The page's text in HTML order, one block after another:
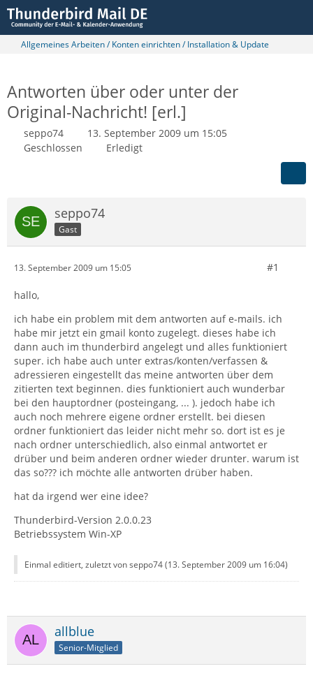
Allgemeines Arbeiten / Konten einrichten / Installation & Update
Antworten über oder unter der
Original-Nachricht! [erl.]
seppo74
13. September 2009 um 15:05
Geschlossen
Erledigt
seppo74
Gast
13. September 2009 um 15:05 #1
hallo,
ich habe ein problem mit dem antworten auf e-mails. ich
habe mir jetzt ein gmail konto zugelegt. dieses habe ich
dann auch im thunderbird angelegt und alles funktioniert
super. ich habe auch unter extras/konten/verfassen &
adressieren eingestellt das meine antworten über dem
zitierten text beginnen. dies funktioniert auch wunderbar
bei den hauptordner (posteingang, ... ). jedoch habe ich
auch noch mehrere eigene ordner erstellt. bei diesen
ordner funktioniert das leider nicht mehr so. dort ist es je
nach ordner unterschiedlich, also einmal antwortet er
drüber und beim anderen ordner wieder drunter. warum ist
das so??? ich möchte alle antworten drüber haben.
hat da irgend wer eine idee?
Thunderbird-Version 2.0.0.23
Betriebssystem Win-XP
Einmal editiert, zuletzt von seppo74 (13. September 2009 um 16:04)
allblue
Senior-Mitglied